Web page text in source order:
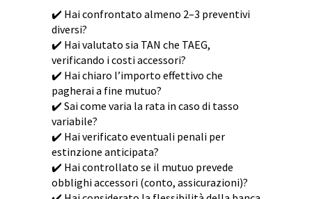
✔️ Hai confrontato almeno 2–3 preventivi
diversi?
✔️ Hai valutato sia TAN che TAEG,
verificando i costi accessori?
✔️ Hai chiaro l’importo effettivo che
pagherai a fine mutuo?
✔️ Sai come varia la rata in caso di tasso
variabile?
✔️ Hai verificato eventuali penali per
estinzione anticipata?
✔️ Hai controllato se il mutuo prevede
obblighi accessori (conto, assicurazioni)?